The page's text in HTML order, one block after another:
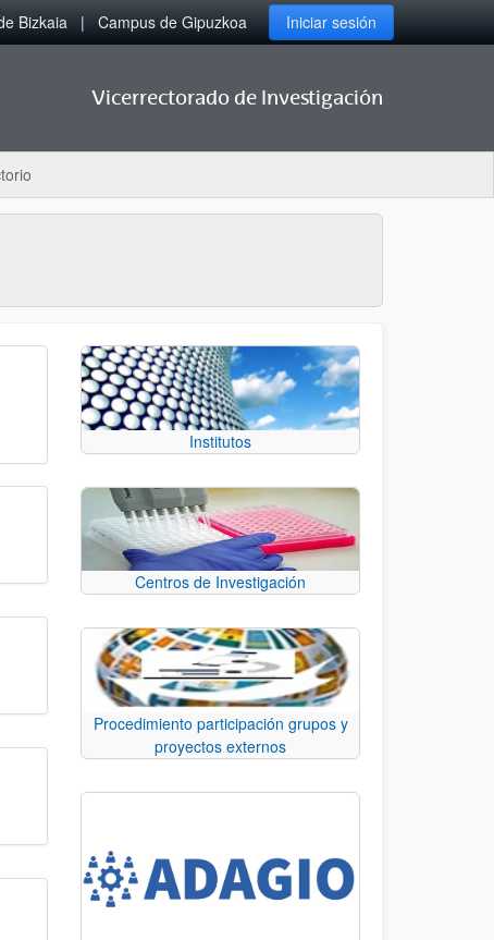
Bizkaia Campus de Gipuzkoa Iniciar sesión
Vicerrectorado de Investigación
Institutos
Centros de Investigación
Procedimiento participación grupos y
proyectos externos